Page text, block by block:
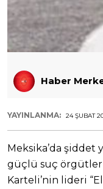
Haber
YAYINLANMA: 24 ŞUBAT
Meksika’da şiddet
güçlü suç
Karteli’nin lideri